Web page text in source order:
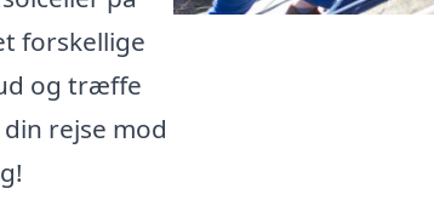
forskellige
og træffe
rejse mod